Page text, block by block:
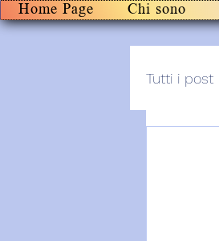
Home Page Chi sono
Tutti i post